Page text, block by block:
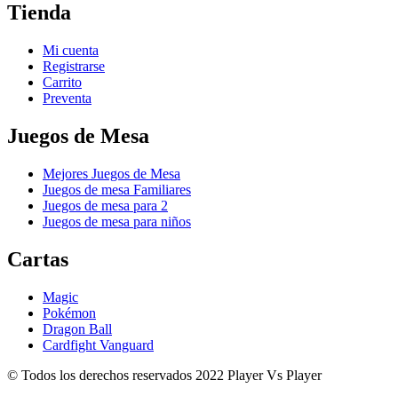
Tienda
Mi cuenta
Registrarse
Carrito
Preventa
Juegos de Mesa
Mejores Juegos de Mesa
Juegos de mesa Familiares
Juegos de mesa para 2
Juegos de mesa para niños
Cartas
Magic
Pokémon
Dragon Ball
Cardfight Vanguard
© Todos los derechos reservados 2022 Player Vs Player